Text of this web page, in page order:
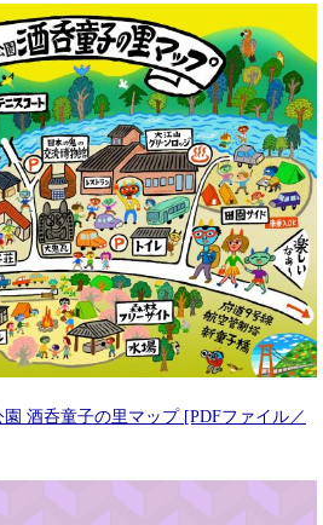
酒呑童子の里マップ [PDFファイル／